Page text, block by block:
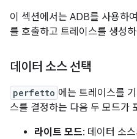
이 섹션에서는 ADB를 사용하
를 호출하고 트레이스를 생성
데이터 소스 선택
perfetto 에는 트레이스를
스를 결정하는 다음 두 모드가
라이트 모드: 데이터 소